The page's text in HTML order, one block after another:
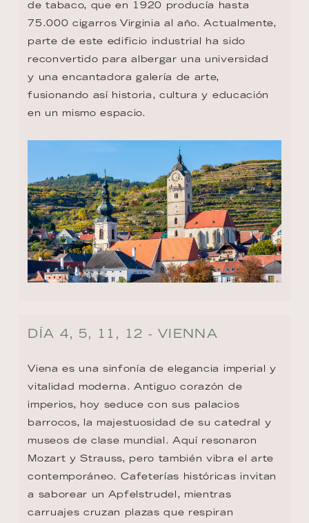
de tabaco, que en 1920 producía hasta
75.000 cigarros Virginia al año. Actualmente,
parte de este edificio industrial ha sido
reconvertido para albergar una universidad
y una encantadora galería de arte,
fusionando así historia, cultura y educación
en un mismo espacio.
DÍA 4, 5, 11, 12 - VIENNA
Viena es una sinfonía de elegancia imperial y
vitalidad moderna. Antiguo corazón de
imperios, hoy seduce con sus palacios
barrocos, la majestuosidad de su catedral y
museos de clase mundial. Aquí resonaron
Mozart y Strauss, pero también vibra el arte
contemporáneo. Cafeterías históricas invitan
a saborear un Apfelstrudel, mientras
carruajes cruzan plazas que respiran